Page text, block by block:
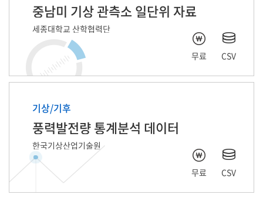
중남미 기상 관측소 일단위 자료
세종대학교 산학협력단
무료 CSV
기상/기후
풍력발전량 통계분석 데이터
한국기상산업기술원
무료 CSV